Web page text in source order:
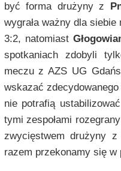
być forma drużyny z
wygrała ważny dla
3:2, natomiast
spotkaniach zdobyli
meczu z AZS UG
wskazać
nie potrafią
tymi zespołami
zwycięstwem drużyny
razem przekonamy się w